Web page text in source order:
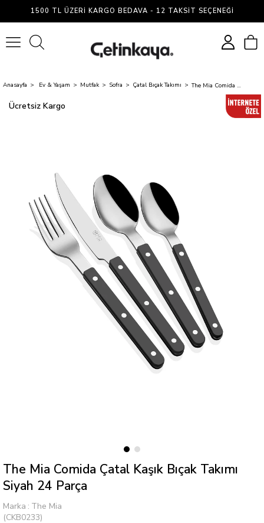
1500 TL ÜZERI KARGO BEDAVA - 12 TAKSIT SEÇENEĞI
Anasayfa Ev & Yaşam Mutfak Sofra Çatal Bıçak Takımı The Mia Comida Çatal Kaşık Bıçak Takımı Siyah 24 Parça
Ücretsiz Kargo
The Mia Comida Çatal Kaşık Bıçak Takımı
Siyah 24 Parça
Marka : The Mia
(CKB0233)